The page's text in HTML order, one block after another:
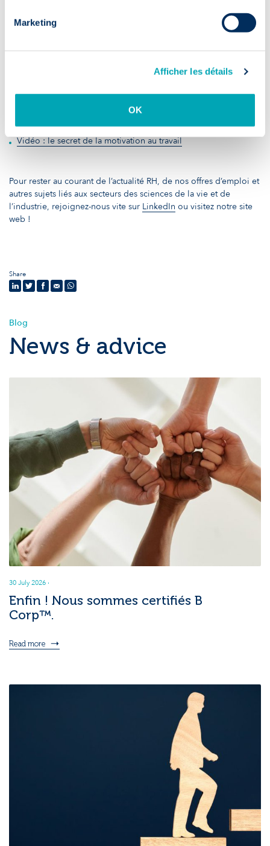
Marketing
Afficher les détails
OK
L’intégration dans un premier job ne se réalise pas du jour au
lendemain, c’est un processus qui peut prendre plusieurs mois. Il
est normal d’avoir des hauts et des bas, soyez patients et faites-
vous confiance !
Articles PaHRtners liés :
8 conseils pour trouver un emploi en sortant des études
12 questions à poser lors de votre entretien d’embauche
Vidéo : le secret de la motivation au travail
Pour rester au courant de l’actualité RH, de nos offres d’emploi et
autres sujets liés aux secteurs des sciences de la vie et de
l’industrie, rejoignez-nous vite sur LinkedIn ou visitez notre site
web !
Share
Blog
News & advice
30 July 2026 ·
Enfin ! Nous sommes certifiés B
Corp™.
Read more